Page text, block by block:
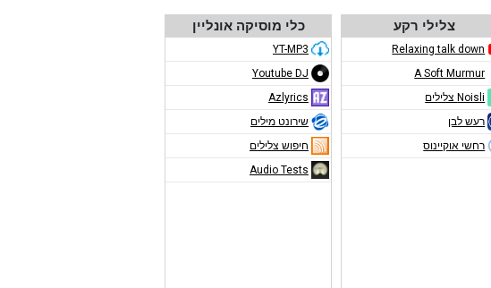
צלילי רקע
Relaxing talk down
A Soft Murmur
Noisli צלילים
רעש לבן
רחשי אוקיינוס
כלי מוסיקה אונליין
YT-MP3
Youtube DJ
Azlyrics
שירונט מילים
חיפוש צלילים
Audio Tests